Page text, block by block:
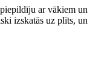
ar vākiem un
izskatās uz plīts, un